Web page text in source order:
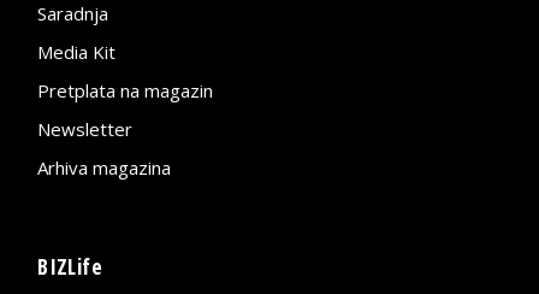
Saradnja
Media Kit
Pretplata na magazin
Newsletter
Arhiva magazina
BIZLife